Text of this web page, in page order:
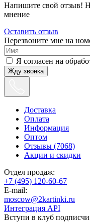
Напишите свой отзыв!
мнение
Оставить отзыв
Перезвоните мне на
Я согласен на
Жду звонка
Доставка
Оплата
Информация
Оптом
Отзывы (7068)
Акции и скидки
Отдел продаж:
+7 (495) 120-60-67
E-mail:
moscow@2kartinki.ru
Интеграция API
Вступи в клуб